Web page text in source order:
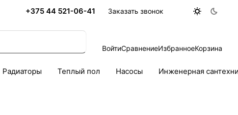
+375 44 521-06-41 Заказать звонок
ВойтиСравнениеИзбранноеКорзина
Радиаторы Теплый пол Насосы Инженерная